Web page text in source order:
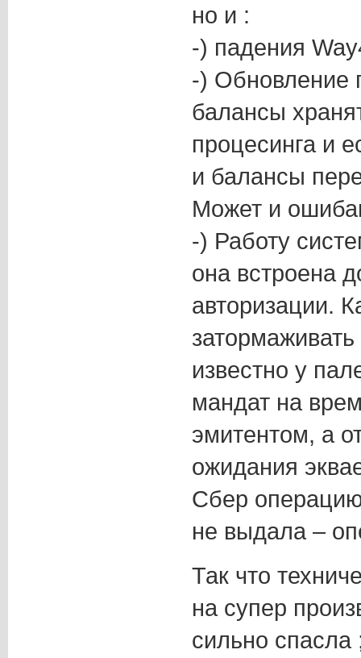
но и :
-) падения
-) Обновление
балансы
процесинга и
и балансы
Может и
-) Работу
она встроена
авторизации.
известно у
мандат на
эмитентом, а
ожидания
Сбер
не выдала –
Так что
на супер
сильно спасла